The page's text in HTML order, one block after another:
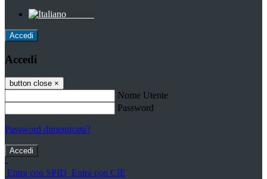
Accedi
Accedi
button close ×
Nome Utente
Password
Password dimenticata?
-
Entra con SPID Entra con CIE